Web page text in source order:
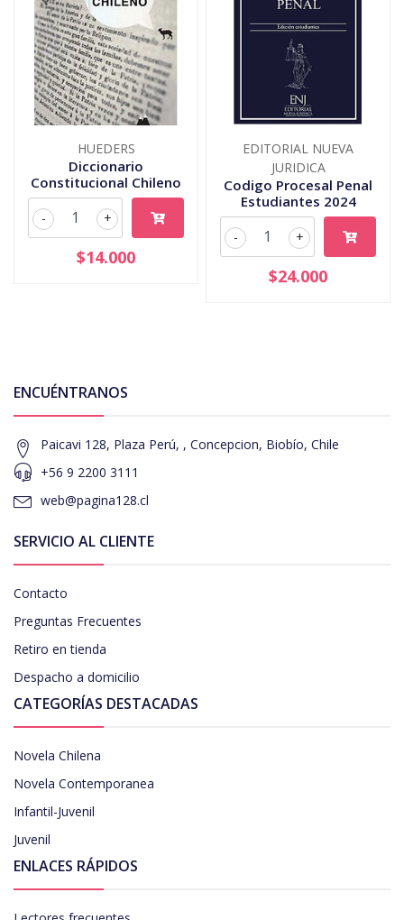
HUEDERS
Diccionario
Constitucional Chileno
+
-
$14.000
EDITORIAL NUEVA
JURIDICA
Codigo Procesal Penal
Estudiantes 2024
+
-
$24.000
ENCUÉNTRANOS
Paicavi 128, Plaza Perú, , Concepcion, Biobío, Chile
+56 9 2200 3111
web@pagina128.cl
SERVICIO AL CLIENTE
Contacto
Preguntas Frecuentes
Retiro en tienda
Despacho a domicilio
CATEGORÍAS DESTACADAS
Novela Chilena
Novela Contemporanea
Infantil-Juvenil
Juvenil
ENLACES RÁPIDOS